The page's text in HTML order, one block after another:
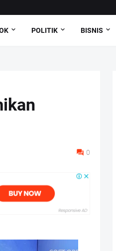
POLITIK BISNIS
0